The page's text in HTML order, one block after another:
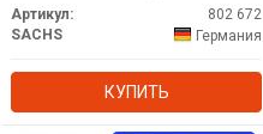
Артикул:
802 672
SACHS
Германия
КУПИТЬ